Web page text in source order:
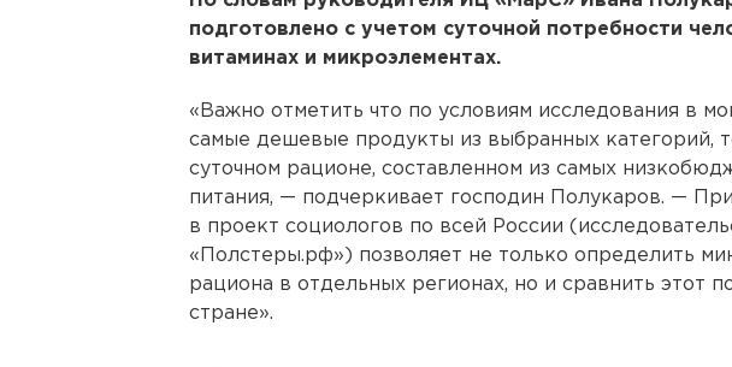
подготовлено с учетом суточной потребности
витаминах и микроэлементах.
«Важно отметить что по условиям исследования в
самые дешевые продукты из выбранных категорий,
суточном рационе, составленном из самых
питания, — подчеркивает господин Полукаров. —
в проект социологов по всей России
«Полстеры.рф») позволяет не только определить
рациона в отдельных регионах, но и сравнить этот
стране».